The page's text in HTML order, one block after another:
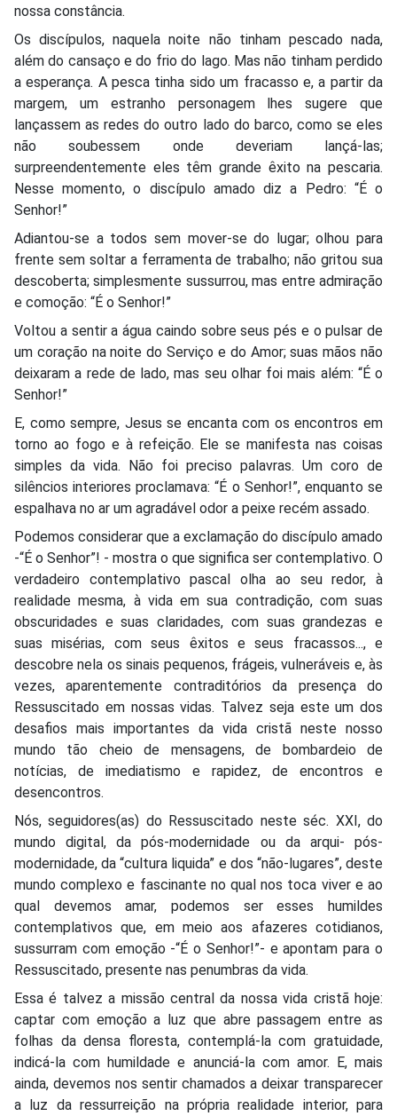
nossa constância.
Os discípulos, naquela noite não tinham pescado nada,
além do cansaço e do frio do lago. Mas não tinham perdido
a esperança. A pesca tinha sido um fracasso e, a partir da
margem, um estranho personagem lhes sugere que
lançassem as redes do outro lado do barco, como se eles
não soubessem onde deveriam lançá-las;
surpreendentemente eles têm grande êxito na pescaria.
Nesse momento, o discípulo amado diz a Pedro: “É o
Senhor!”
Adiantou-se a todos sem mover-se do lugar; olhou para
frente sem soltar a ferramenta de trabalho; não gritou sua
descoberta; simplesmente sussurrou, mas entre admiração
e comoção: “É o Senhor!”
Voltou a sentir a água caindo sobre seus pés e o pulsar de
um coração na noite do Serviço e do Amor; suas mãos não
deixaram a rede de lado, mas seu olhar foi mais além: “É o
Senhor!”
E, como sempre, Jesus se encanta com os encontros em
torno ao fogo e à refeição. Ele se manifesta nas coisas
simples da vida. Não foi preciso palavras. Um coro de
silêncios interiores proclamava: “É o Senhor!”, enquanto se
espalhava no ar um agradável odor a peixe recém assado.
Podemos considerar que a exclamação do discípulo amado
-“É o Senhor”! - mostra o que significa ser contemplativo. O
verdadeiro contemplativo pascal olha ao seu redor, à
realidade mesma, à vida em sua contradição, com suas
obscuridades e suas claridades, com suas grandezas e
suas misérias, com seus êxitos e seus fracassos..., e
descobre nela os sinais pequenos, frágeis, vulneráveis e, às
vezes, aparentemente contraditórios da presença do
Ressuscitado em nossas vidas. Talvez seja este um dos
desafios mais importantes da vida cristã neste nosso
mundo tão cheio de mensagens, de bombardeio de
notícias, de imediatismo e rapidez, de encontros e
desencontros.
Nós, seguidores(as) do Ressuscitado neste séc. XXI, do
mundo digital, da pós-modernidade ou da arqui- pós-
modernidade, da “cultura liquida” e dos “não-lugares”, deste
mundo complexo e fascinante no qual nos toca viver e ao
qual devemos amar, podemos ser esses humildes
contemplativos que, em meio aos afazeres cotidianos,
sussurram com emoção -“É o Senhor!”- e apontam para o
Ressuscitado, presente nas penumbras da vida.
Essa é talvez a missão central da nossa vida cristã hoje:
captar com emoção a luz que abre passagem entre as
folhas da densa floresta, contemplá-la com gratuidade,
indicá-la com humildade e anunciá-la com amor. E, mais
ainda, devemos nos sentir chamados a deixar transparecer
a luz da ressurreição na própria realidade interior, para